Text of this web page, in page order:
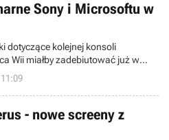
Sony i Microsoftu w
dotyczące kolejnej konsoli
Wii miałby zadebiutować już w
zawrzało od przewidywań i
specyfikacja sprzętowa. Jak
się sprawdzą?
- nowe screeny z